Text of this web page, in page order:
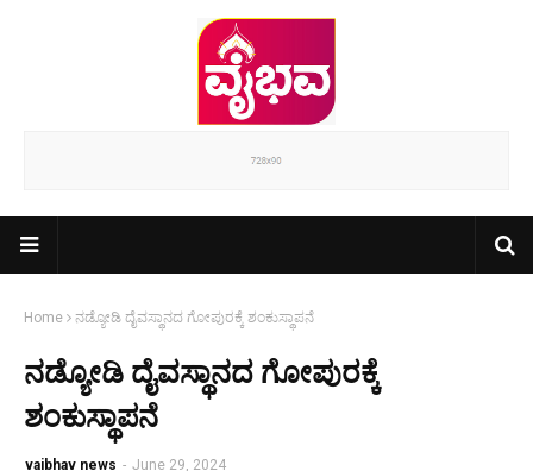
Home ನಡ್ಯೋಡಿ ದೈವಸ್ಥಾನದ ಗೋಪುರಕ್ಕೆ ಶಂಕುಸ್ಥಾಪನೆ
ನಡ್ಯೋಡಿ ದೈವಸ್ಥಾನದ ಗೋಪುರಕ್ಕೆ
ಶಂಕುಸ್ಥಾಪನೆ
vaibhav news - June 29, 2024